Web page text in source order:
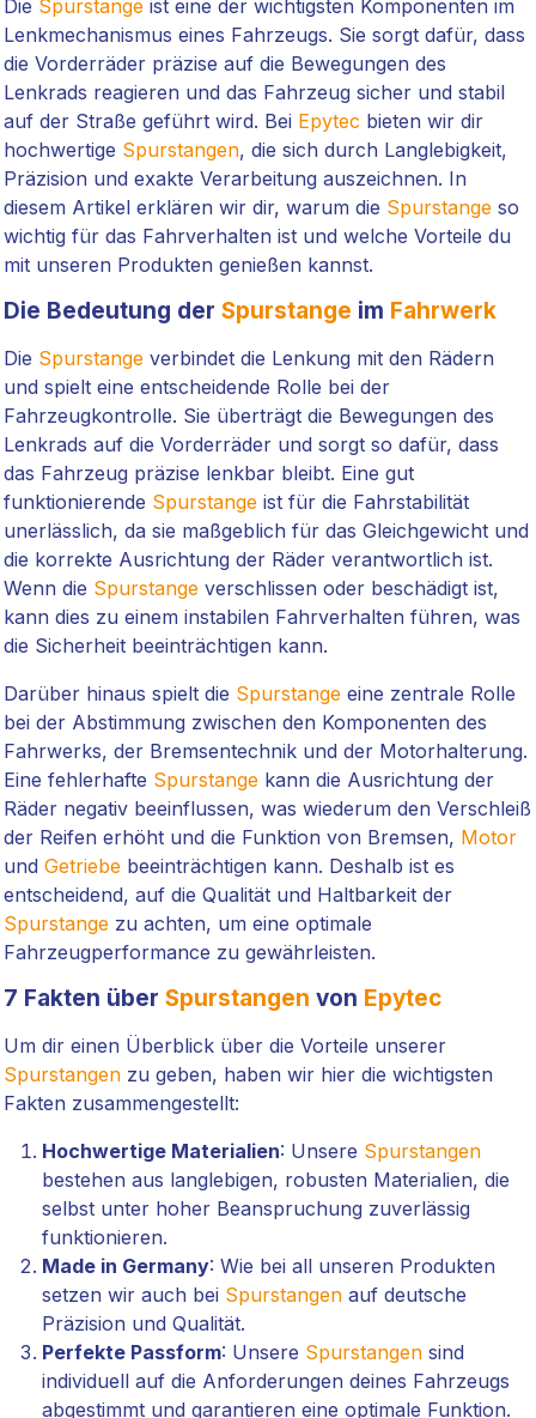
Die Spurstangeist eine der wichtigsten Komponenten im
Lenkmechanismus eines Fahrzeugs. Sie sorgt dafür, dass
die Vorderräder präzise auf die Bewegungen des
Lenkrads reagieren und das Fahrzeug sicher und stabil
auf der Straße geführt wird. Bei Epytec bieten wir dir
hochwertige Spurstangen, die sich durch Langlebigkeit,
Präzision und exakte Verarbeitung auszeichnen. In
diesem Artikel erklären wir dir, warum die Spurstangeso
wichtig für das Fahrverhalten ist und welche Vorteile du
mit unseren Produkten genießen kannst.
Die Bedeutung der Spurstange im Fahrwerk
Die Spurstangeverbindet die Lenkung mit den Rädern
und spielt eine entscheidende Rolle bei der
Fahrzeugkontrolle. Sie überträgt die Bewegungen des
Lenkrads auf die Vorderräder und sorgt so dafür, dass
das Fahrzeug präzise lenkbar bleibt. Eine gut
funktionierende Spurstangeist für die Fahrstabilität
unerlässlich, da sie maßgeblich für das Gleichgewicht und
die korrekte Ausrichtung der Räder verantwortlich ist.
Wenn die Spurstangeverschlissen oder beschädigt ist,
kann dies zu einem instabilen Fahrverhalten führen, was
die Sicherheit beeinträchtigen kann.
Darüber hinaus spielt die Spurstangeeine zentrale Rolle
bei der Abstimmung zwischen den Komponenten des
Fahrwerks, der Bremsentechnik und der Motorhalterung.
Eine fehlerhafte Spurstangekann die Ausrichtung der
Räder negativ beeinflussen, was wiederum den Verschleiß
der Reifen erhöht und die Funktion von Bremsen, Motor
und Getriebebeeinträchtigen kann. Deshalb ist es
entscheidend, auf die Qualität und Haltbarkeit der
Spurstangezu achten, um eine optimale
Fahrzeugperformance zu gewährleisten.
7 Fakten über Spurstangen von Epytec
Um dir einen Überblick über die Vorteile unserer
Spurstangenzu geben, haben wir hier die wichtigsten
Fakten zusammengestellt:
Hochwertige Materialien: Unsere Spurstangen
bestehen aus langlebigen, robusten Materialien, die
selbst unter hoher Beanspruchung zuverlässig
funktionieren.
Made in Germany: Wie bei all unseren Produkten
setzen wir auch bei Spurstangenauf deutsche
Präzision und Qualität.
Perfekte Passform: Unsere Spurstangensind
individuell auf die Anforderungen deines Fahrzeugs
abgestimmt und garantieren eine optimale Funktion.